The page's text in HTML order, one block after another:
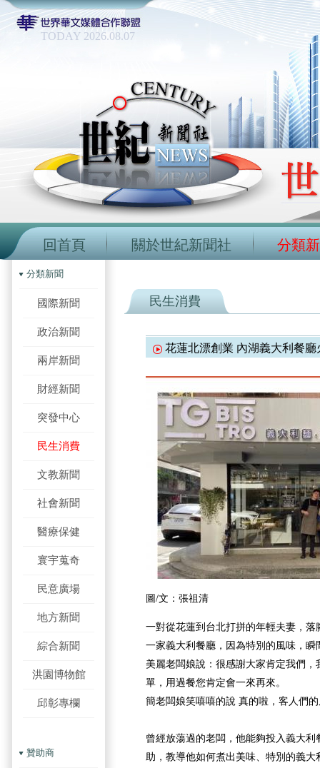
TODAY 2026.08.07
回首頁 關於世紀新聞社 分類
分類新聞
國際新聞
政治新聞
兩岸新聞
財經新聞
突發中心
民生消費
文教新聞
社會新聞
醫療保健
寰宇蒐奇
民意廣場
地方新聞
綜合新聞
洪園博物館
邱彰專欄
贊助商
民生消費
花蓮北漂創業 內湖義大利餐廳
圖/文：張祖清
一對從花蓮到台北打拼的年輕夫妻，
一家義大利餐廳，因為特別的風味，瞬
美麗老闆娘說：很感謝大家肯定我們
單，用過餐您肯定會一來再來。
簡老闆娘笑嘻嘻的說 真的啦，客人們
曾經放蕩過的老闆，他能夠投入義大
助，教導他如何煮出美味、特別的義大